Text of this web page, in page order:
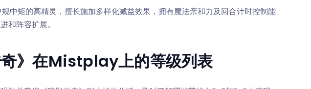
规中矩的高精灵，擅长施加多样化减益效果，拥有魔法亲和力及回合计时控制能
和阵容扩展。
》在Mistplay上的等级列表